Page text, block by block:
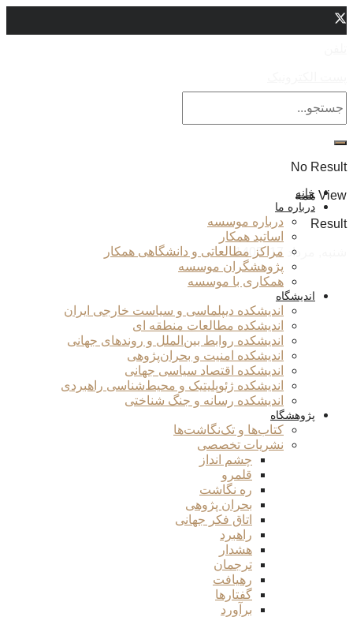
No Result
View همه
Result
شنبه, مرداد 17, 1405
خانه
درباره ما
درباره موسسه
اساتید همکار
مراکز مطالعاتی و دانشگاهی همکار
پژوهشگران موسسه
همکاری با موسسه
اندیشگاه
اندیشکده دیپلماسی و سیاست خارجی ایران
اندیشکده مطالعات منطقه ای
اندیشکده روابط بین‌الملل و روندهای جهانی
اندیشکده امنیت و بحران‌پژوهی
اندیشکده اقتصاد سیاسی جهانی
اندیشکده ژئوپلیتیک و محیط‌شناسی راهبردی
اندیشکده رسانه و جنگ شناختی
پژوهشگاه
کتاب‌ها و تک‌نگاشت‌ها
نشریات تخصصی
چشم انداز
قلمرو
ره نگاشت
بحران پژوهی
اتاق فکر جهانی
راهبرد
هشدار
ترجمان
رهیافت
گفتارها
برآورد